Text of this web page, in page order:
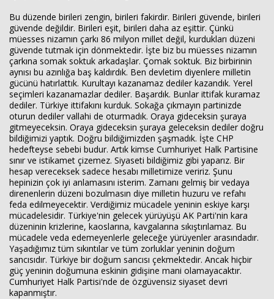
Bu düzende birileri zengin, birileri fakirdir. Birileri güvende, birileri
güvende değildir. Birileri eşit, birileri daha az eşittir. Çünkü
müesses nizamın çarkı 86 milyon millet değil, kurdukları düzeni
güvende tutmak için dönmektedir. İşte biz bu müesses nizamın
çarkına somak soktuk arkadaşlar. Çomak soktuk. Biz birbirinin
aynısı bu azınlığa baş kaldırdık. Ben devletim diyenlere milletin
gücünü hatırlattık. Kurultayı kazanamaz dediler kazandık. Yerel
seçimleri kazanamazlar dediler. Başardık. Bunlar ittifak kuramaz
dediler. Türkiye ittifakını kurduk. Sokağa çıkmayın partinizde
oturun dediler vallahi de oturmadık. Oraya gideceksin şuraya
gitmeyeceksin. Oraya gideceksin şuraya geleceksin dediler doğru
bildiğimizi yaptık. Doğru bildiğimizden şaşmadık. İşte CHP
hedefteyse sebebi budur. Artık kimse Cumhuriyet Halk Partisine
sınır ve istikamet çizemez. Siyaseti bildiğimiz gibi yaparız. Bir
hesap vereceksek sadece hesabı milletimize veririz. Şunu
hepinizin çok iyi anlamasını isterim. Zamanı gelmiş bir vedaya
direnenlerin düzeni bozulmasın diye milletin huzuru ve refahı
feda edilmeyecektir. Verdiğimiz mücadele yeninin eskiye karşı
mücadelesidir. Türkiye'nin gelecek yürüyüşü AK Parti'nin kara
düzeninin krizlerine, kaoslarına, kavgalarına sıkıştırılamaz. Bu
mücadele veda edemeyenlerle geleceğe yürüyenler arasındadır.
Yaşadığımız tüm sıkıntılar ve tüm zorluklar yeninin doğum
sancısıdır. Türkiye bir doğum sancısı çekmektedir. Ancak hiçbir
güç yeninin doğumuna eskinin gidişine mani olamayacaktır.
Cumhuriyet Halk Partisi'nde de özgüvensiz siyaset devri
kapanmıştır.